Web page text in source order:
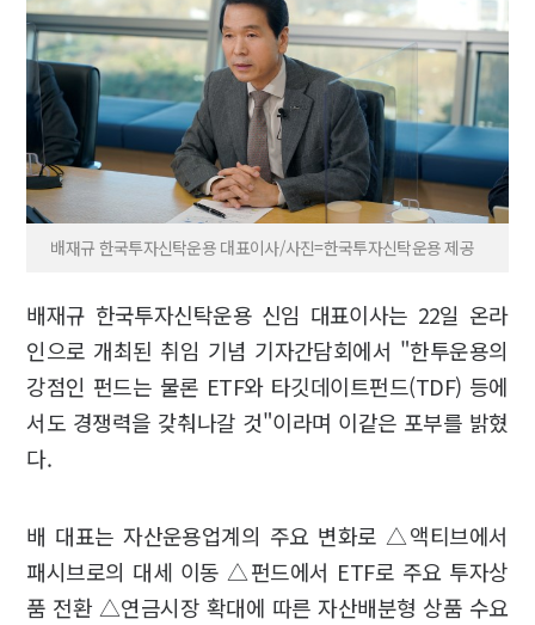
배재규 한국투자신탁운용 대표이사/사진=한국투자신탁운용 제공
배재규 한국투자신탁운용 신임 대표이사는 22일 온라
인으로 개최된 취임 기념 기자간담회에서 "한투운용의
강점인 펀드는 물론 ETF와 타깃데이트펀드(TDF) 등에
서도 경쟁력을 갖춰나갈 것"이라며 이같은 포부를 밝혔
다.
배 대표는 자산운용업계의 주요 변화로 △액티브에서
패시브로의 대세 이동 △펀드에서 ETF로 주요 투자상
품 전환 △연금시장 확대에 따른 자산배분형 상품 수요